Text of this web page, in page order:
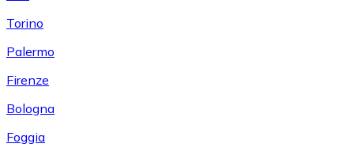
Torino
Palermo
Firenze
Bologna
Foggia